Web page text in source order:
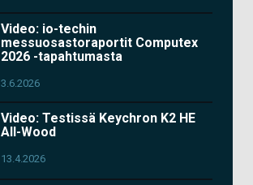
Video: io-techin
messuosastoraportit Computex
2026 -tapahtumasta
3.6.2026
Video: Testissä Keychron K2 HE
All-Wood
13.4.2026